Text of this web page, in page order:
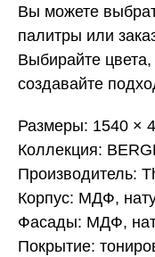
Вы можете
палитры или
Выбирайте
создавайте
Размеры: 1540 ×
Коллекция:
Производитель:
Корпус: МДФ,
Фасады: МДФ,
Покрытие: